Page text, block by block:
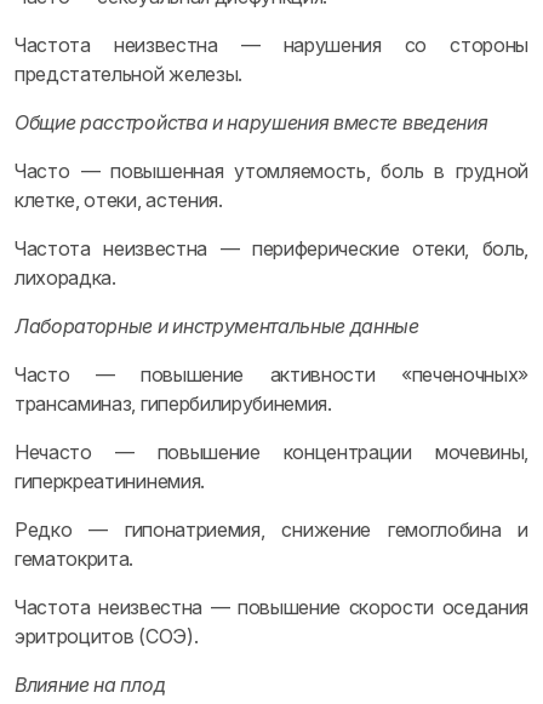
Частота неизвестна — нарушения со стороны
предстательной железы.
Общие расстройства и нарушения вместе введения
Часто — повышенная утомляемость, боль в грудной
клетке, отеки, астения.
Частота неизвестна — периферические отеки, боль,
лихорадка.
Лабораторные и инструментальные данные
Часто — повышение активности «печеночных»
трансаминаз, гипербилирубинемия.
Нечасто — повышение концентрации мочевины,
гиперкреатининемия.
Редко — гипонатриемия, снижение гемоглобина и
гематокрита.
Частота неизвестна — повышение скорости оседания
эритроцитов (СОЭ).
Влияние на плод